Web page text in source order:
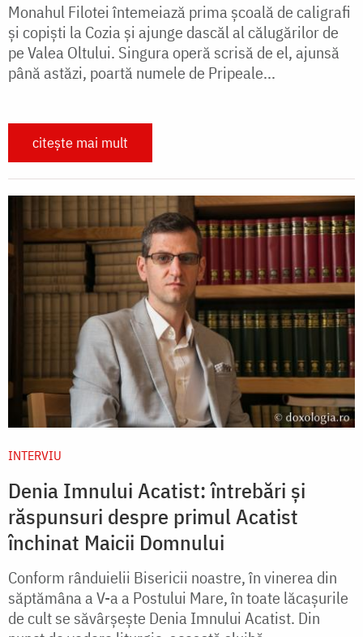
Monahul Filotei întemeiază prima şcoală de caligrafi
şi copişti la Cozia şi ajunge dascăl al călugărilor de
pe Valea Oltului. Singura operă scrisă de el, ajunsă
până astăzi, poartă numele de Pripeale...
citește mai mult
INTERVIU
Denia Imnului Acatist: întrebări și
răspunsuri despre primul Acatist
închinat Maicii Domnului
Conform rânduielii Bisericii noastre, în vinerea din
săptămâna a V-a a Postului Mare, în toate lăcașurile
de cult se săvârșește Denia Imnului Acatist. Din